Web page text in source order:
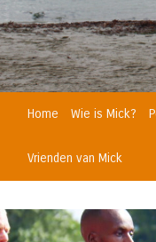
Home Wie is Mick?
Vrienden van Mick